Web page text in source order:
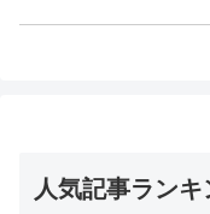
人気記事ランキ